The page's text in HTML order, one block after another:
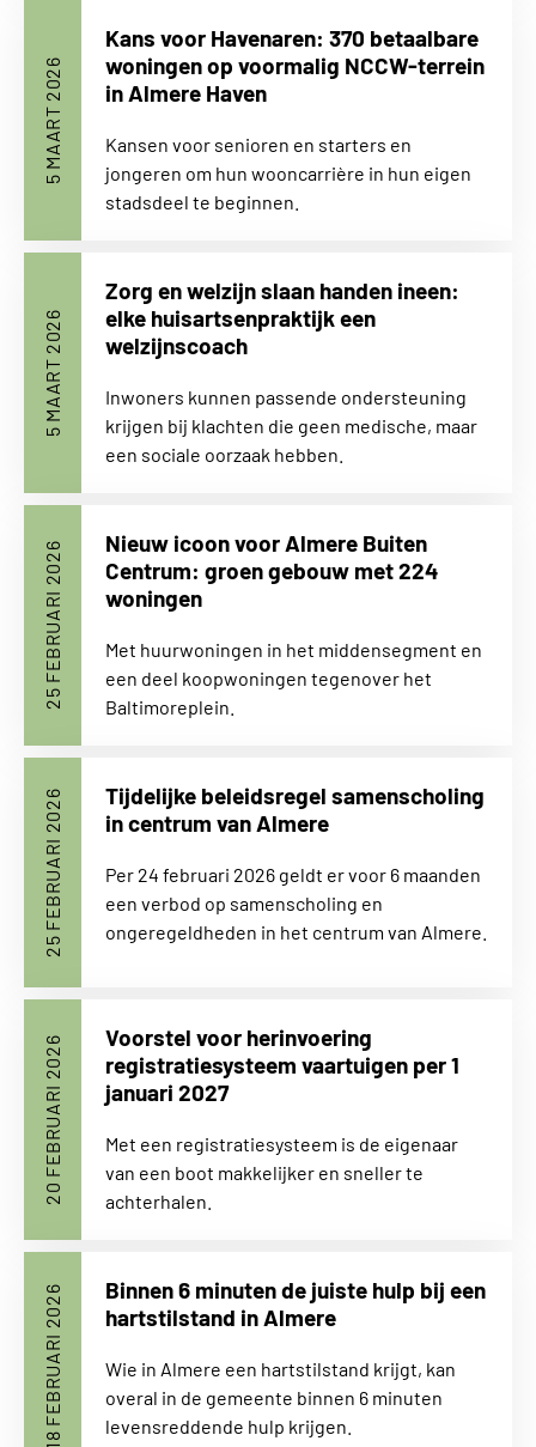
Kans voor Havenaren: 370 betaalbare
woningen op voormalig NCCW-terrein
in Almere Haven
5 MAART 2026
Kansen voor senioren en starters en
jongeren om hun wooncarrière in hun eigen
stadsdeel te beginnen.
Zorg en welzijn slaan handen ineen:
elke huisartsenpraktijk een
welzijnscoach
5 MAART 2026
Inwoners kunnen passende ondersteuning
krijgen bij klachten die geen medische, maar
een sociale oorzaak hebben.
Nieuw icoon voor Almere Buiten
Centrum: groen gebouw met 224
woningen
25 FEBRUARI 2026
Met huurwoningen in het middensegment en
een deel koopwoningen tegenover het
Baltimoreplein.
Tijdelijke beleidsregel samenscholing
in centrum van Almere
25 FEBRUARI 2026
Per 24 februari 2026 geldt er voor 6 maanden
een verbod op samenscholing en
ongeregeldheden in het centrum van Almere.
Voorstel voor herinvoering
registratiesysteem vaartuigen per 1
januari 2027
20 FEBRUARI 2026
Met een registratiesysteem is de eigenaar
van een boot makkelijker en sneller te
achterhalen.
Binnen 6 minuten de juiste hulp bij een
hartstilstand in Almere
18 FEBRUARI 2026
Wie in Almere een hartstilstand krijgt, kan
overal in de gemeente binnen 6 minuten
levensreddende hulp krijgen.